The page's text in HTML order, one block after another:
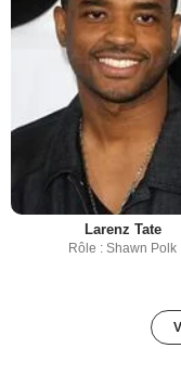
Larenz Tate
Rôle : Shawn Polk